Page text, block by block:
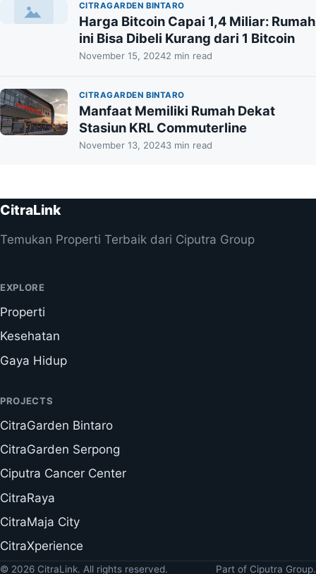
CITRAGARDEN BINTARO
Harga Bitcoin Capai 1,4 Miliar: Rumah
ini Bisa Dibeli Kurang dari 1 Bitcoin
November 15, 20242 min read
CITRAGARDEN BINTARO
Manfaat Memiliki Rumah Dekat
Stasiun KRL Commuterline
November 13, 20243 min read
CitraLink
Temukan Properti Terbaik dari Ciputra Group
EXPLORE
Properti
Kesehatan
Gaya Hidup
PROJECTS
CitraGarden Bintaro
CitraGarden Serpong
Ciputra Cancer Center
CitraRaya
CitraMaja City
CitraXperience
© 2026 CitraLink. All rights reserved. Part of Ciputra Group.